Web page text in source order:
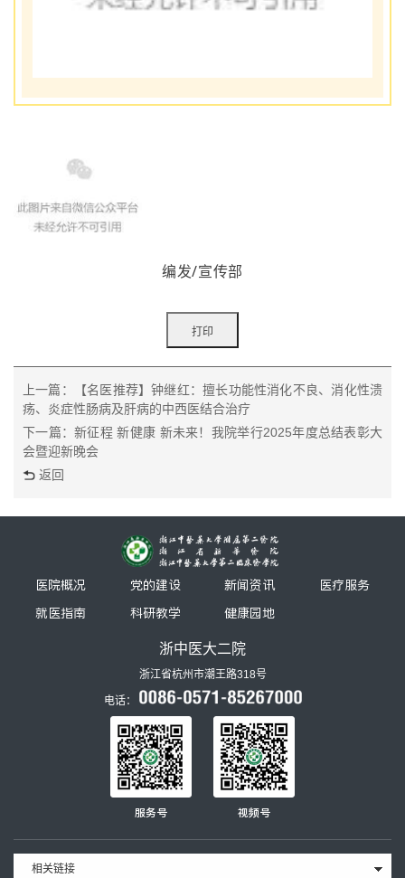
编发/宣传部
上一篇：【名医推荐】钟继红：擅长功能性消化不良、消化性溃
疡、炎症性肠病及肝病的中西医结合治疗
下一篇：新征程 新健康 新未来！我院举行2025年度总结表彰大
会暨迎新晚会
返回
医院概况 党的建设 新闻资讯
医疗服务
就医指南
科研教学 健康园地
浙中医大二院
浙江省杭州市潮王路318号
电话：
服务号 视频号
相关链接